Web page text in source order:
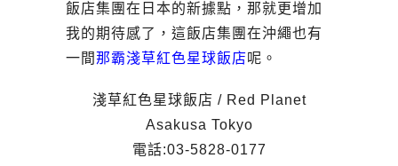
飯店集團在日本的新據點，那就更增加
我的期待感了，這飯店集團在沖繩也有
一間 那霸淺草紅色星球飯店呢。
淺草紅色星球飯店 / Red Planet
Asakusa Tokyo
電話:03-5828-0177